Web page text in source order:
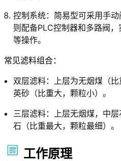
控制系统：简易型可采用手
则配备PLC控制器和多路阀
等操作。
常见滤料组合：
双层滤料：上层为无烟煤（
英砂（比重大，颗粒小）。
三层滤料：上层无烟煤，中
石（比重最大，颗粒最细）。
工作原理